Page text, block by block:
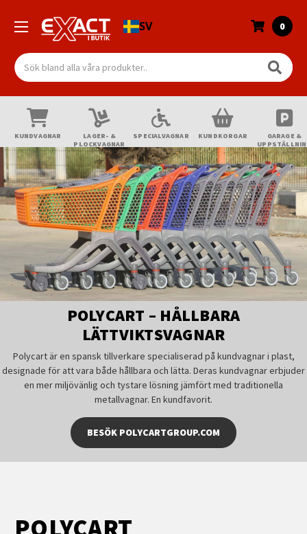
SV
Sök
0
KUNDVAGNAR
LAGER- &
PLOCKVAGNAR
SPECIALVAGNAR KUNDKORGAR
GARAGE &
POLYCART – HÅLLBARA
LÄTTVIKTSVAGNAR
Polycart är en spansk tillverkare specialiserad på kundvagnar i plast,
designade för att vara både hållbara och lätta. Deras kundvagnar erbjuder
en mer miljövänlig och tystare lösning jämfört med traditionella
metallvagnar. En kundfavorit.
BESÖK POLYCARTGROUP.COM